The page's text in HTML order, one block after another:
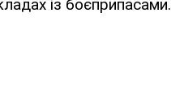
із боєприпасами.